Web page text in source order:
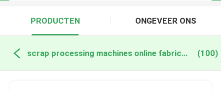
PRODUCTEN ONGEVEER ONS
scrap processing machines online fabricage (100)